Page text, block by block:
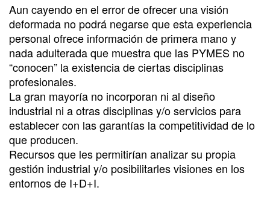
Aun cayendo en el error de ofrecer una visión
deformada no podrá negarse que esta experiencia
personal ofrece información de primera mano y
nada adulterada que muestra que las PYMES no
“conocen” la existencia de ciertas disciplinas
profesionales.
La gran mayoría no incorporan ni al diseño
industrial ni a otras disciplinas y/o servicios para
establecer con las garantías la competitividad de lo
que producen.
Recursos que les permitirían analizar su propia
gestión industrial y/o posibilitarles visiones en los
entornos de I+D+I.